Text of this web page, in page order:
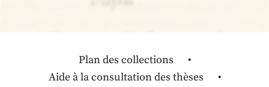
Plan des collections
Aide à la consultation des thèses